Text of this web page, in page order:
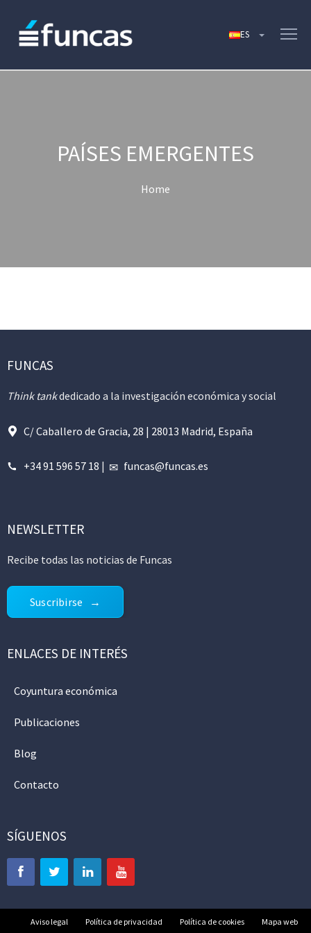
PAÍSES EMERGENTES
Home
FUNCAS
Think tankdedicado a la investigación económica y social
C/ Caballero de Gracia, 28 | 28013 Madrid, España
+34 91 596 57 18 | funcas@funcas.es
NEWSLETTER
Recibe todas las noticias de Funcas
Suscribirse
ENLACES DE INTERÉS
Coyuntura económica
Publicaciones
Blog
Contacto
SÍGUENOS
Aviso legal Política de privacidad Política de cookies Mapa web